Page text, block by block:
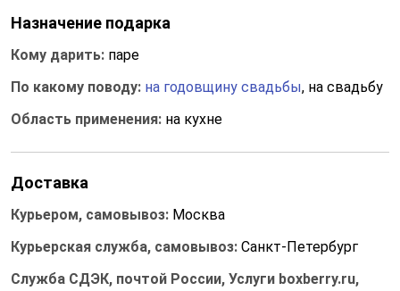
Назначение подарка
Кому дарить: паре
По какому поводу: на годовщину свадьбы, на свадьбу
Область применения: на кухне
Доставка
Курьером, самовывоз: Москва
Курьерская служба, самовывоз: Санкт-Петербург
Служба СДЭК, почтой России, Услуги boxberry.ru,